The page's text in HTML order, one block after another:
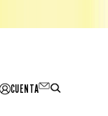
CUENTA